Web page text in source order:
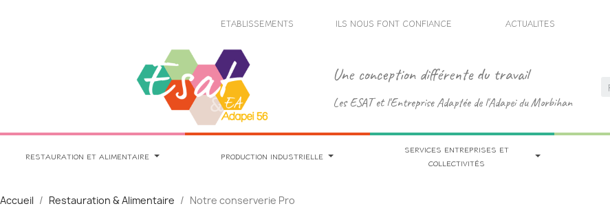
ETABLISSEMENTS ILS NOUS FONT CONFIANCE ACTUALITES
Une conception différente du travail
Les ESAT et l'Entreprise Adaptée de l'Adapei du Morbihan
RESTAURATION ET ALIMENTAIRE PRODUCTION INDUSTRIELLE
SERVICES ENTREPRISES ET
COLLECTIVITÉS
Accueil Restauration & Alimentaire Notre conserverie Pro